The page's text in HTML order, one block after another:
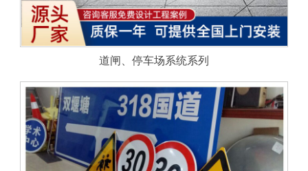
道闸、停车场系统系列